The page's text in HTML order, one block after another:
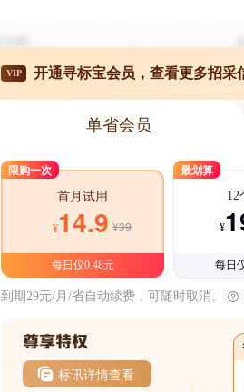
VIP 开通寻标宝会员，查看更多招采
单省会员
限购一次
首月试用
¥14.9 ¥39
每日仅0.48元
最划算
12
¥
每日
到期29元/月/省自动续费，可随时取消。
标讯详情查看